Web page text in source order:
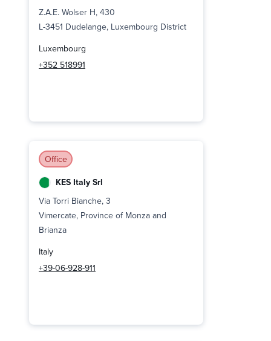
Z.A.E. Wolser H, 430
L-3451 Dudelange, Luxembourg District
Luxembourg
+352 518991
Office
KES Italy Srl
Via Torri Bianche, 3
Vimercate, Province of Monza and
Brianza
Italy
+39-06-928-911